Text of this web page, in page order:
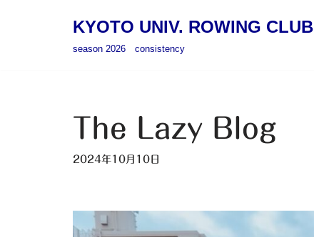
KYOTO UNIV. ROWING CLUB
season 2026 consistency
The Lazy Blog
2024年10月10日